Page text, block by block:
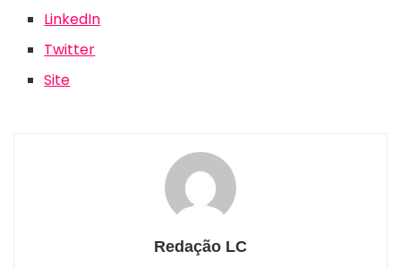
LinkedIn
Twitter
Site
Redação LC